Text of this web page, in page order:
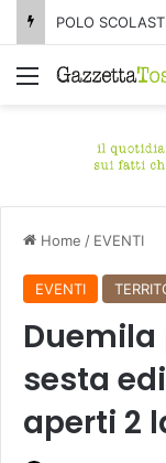
Menu
Home / EVENTI
EVENTI
Duemila
sesta
aperti 2